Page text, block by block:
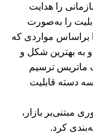
را هدایت
یا تحت تأثیر قرار می‌دهند. این 11 قابلیت را به‌صورت
براساس مواردی که
و به بهترین شکل و
ماتریس ترسیم
قابلیت را در سه دسته قابلیت
مبتنی‌بر بازار،
کرد.